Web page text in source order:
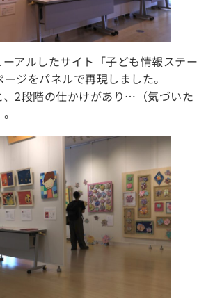
アルしたサイト「子ども情報ステー
ジをパネルで再現しました。
、2段階の仕かけがあり…（気づいた